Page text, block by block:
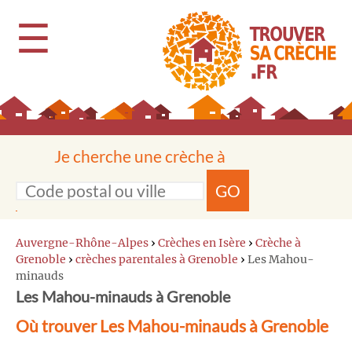
☰
Je cherche une crèche à
GO
Auvergne-Rhône-Alpes › Crèches en Isère › Crèche à
Grenoble › crèches parentales à Grenoble › Les Mahou-
minauds
Les Mahou-minauds à Grenoble
Où trouver Les Mahou-minauds à Grenoble